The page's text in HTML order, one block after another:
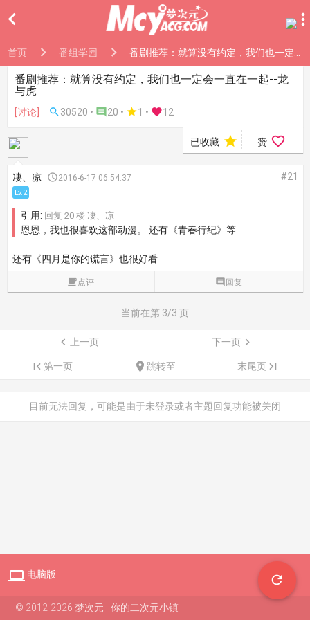

首页 番组学园 番剧推荐：就算没有约定，我们也一定会一直在一起--龙与虎
番剧推荐：就算没有约定，我们也一定会一直在一起--龙
与虎
[讨论]  30520 •  20 • 1 • 12
已收藏  赞 
凄、凉 2016-6-17 06:54:37 #21
Lv.2
引用: 回复 20 楼 凄、凉
恩恩，我也很喜欢这部动漫。 还有《青春行纪》等
还有《四月是你的谎言》也很好看
点评  回复
当前在第 3/3 页
 上一页 下一页
第一页 跳转至 末尾页
目前无法回复，可能是由于未登录或者主题回复功能被关闭

 电脑版
© 2012-2026 梦次元 - 你的二次元小镇